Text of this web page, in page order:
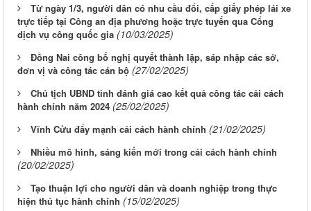
Từ ngày 1/3, người dân có nhu cầu đổi, cấp giấy phép lái xe
trực tiếp tại Công an địa phương hoặc trực tuyến qua Cổng
dịch vụ công quốc gia (10/03/2025)
Đồng Nai công bố nghị quyết thành lập, sáp nhập các sở,
đơn vị và công tác cán bộ (27/02/2025)
Chủ tịch UBND tỉnh đánh giá cao kết quả công tác cải cách
hành chính năm 2024 (25/02/2025)
Vĩnh Cửu đẩy mạnh cải cách hành chính (21/02/2025)
Nhiều mô hình, sáng kiến mới trong cải cách hành chính
(20/02/2025)
Tạo thuận lợi cho người dân và doanh nghiệp trong thực
hiện thủ tục hành chính (15/02/2025)